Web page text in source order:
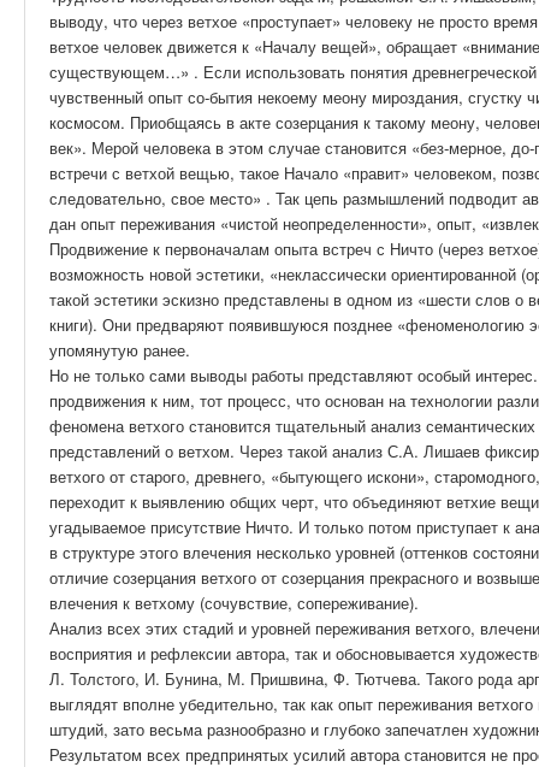
выводу, что через ветхое «проступает» человеку не просто
ветхое человек движется к «Началу вещей», обращает
существующем…» . Если использовать понятия
чувственный опыт со-бытия некоему меону мироздания, сгустку
космосом. Приобщаясь в акте созерцания к такому меону,
век». Мерой человека в этом случае становится «без-мерное,
встречи с ветхой вещью, такое Начало «правит» человеком,
следовательно, свое место» . Так цепь размышлений подводит
дан опыт переживания «чистой неопределенности», опыт,
Продвижение к первоначалам опыта встреч с Ничто (через
возможность новой эстетики, «неклассически ориентированной
такой эстетики эскизно представлены в одном из «шести слов о
книги). Они предваряют появившуюся позднее «феноменологию
упомянутую ранее.
Но не только сами выводы работы представляют особый
продвижения к ним, тот процесс, что основан на технологии
феномена ветхого становится тщательный анализ
представлений о ветхом. Через такой анализ С.А. Лишаев
ветхого от старого, древнего, «бытующего искони»,
переходит к выявлению общих черт, что объединяют ветхие
угадываемое присутствие Ничто. И только потом приступает к
в структуре этого влечения несколько уровней (оттенков
отличие созерцания ветхого от созерцания прекрасного и
влечения к ветхому (сочувствие, сопереживание).
Анализ всех этих стадий и уровней переживания ветхого,
восприятия и рефлексии автора, так и обосновывается
Л. Толстого, И. Бунина, М. Пришвина, Ф. Тютчева. Такого рода
выглядят вполне убедительно, так как опыт переживания
штудий, зато весьма разнообразно и глубоко запечатлен
Результатом всех предпринятых усилий автора становится не